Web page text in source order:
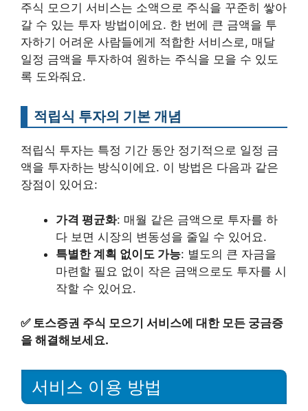
주식 모으기 서비스는 소액으로 주식을 꾸준히 쌓아
갈 수 있는 투자 방법이에요. 한 번에 큰 금액을 투
자하기 어려운 사람들에게 적합한 서비스로, 매달
일정 금액을 투자하여 원하는 주식을 모을 수 있도
록 도와줘요.
적립식 투자의 기본 개념
적립식 투자는 특정 기간 동안 정기적으로 일정 금
액을 투자하는 방식이에요. 이 방법은 다음과 같은
장점이 있어요:
가격 평균화: 매월 같은 금액으로 투자를 하
다 보면 시장의 변동성을 줄일 수 있어요.
특별한 계획 없이도 가능: 별도의 큰 자금을
마련할 필요 없이 작은 금액으로도 투자를 시
작할 수 있어요.
✅ 토스증권 주식 모으기 서비스에 대한 모든 궁금증
을 해결해보세요.
서비스 이용 방법